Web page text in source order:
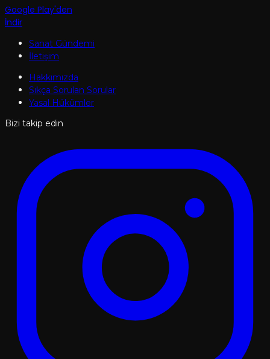
Google Play'den
İndir
Sanat Gündemi
İletişim
Hakkımızda
Sıkça Sorulan Sorular
Yasal Hükümler
Bizi takip edin